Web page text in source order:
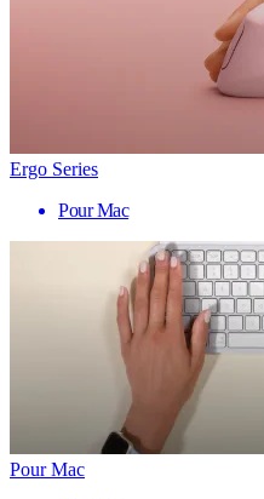
Ergo Series
Pour Mac
Pour Mac